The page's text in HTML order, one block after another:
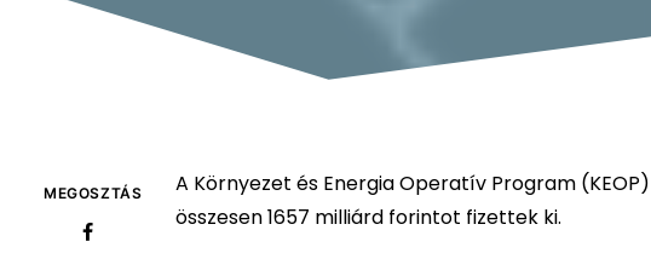
MEGOSZTÁS
A Környezet és Energia Operatív Program
összesen 1657 milliárd forintot fizettek ki.